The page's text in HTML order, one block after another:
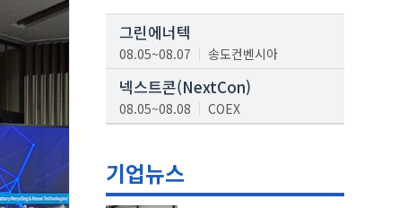
그린에너텍
08.05~08.07 송도컨벤시아
넥스트콘(NextCon)
08.05~08.08 COEX
08.19~08.21
K-PRINT
기업뉴스